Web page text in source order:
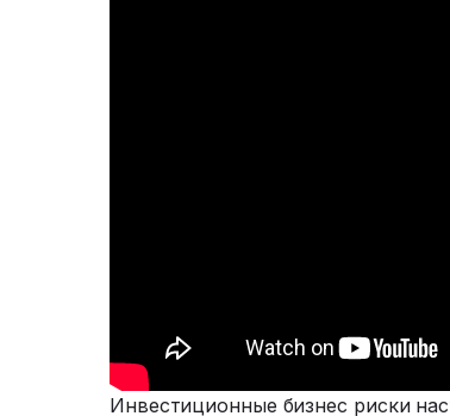
Инвестиционные бизнес риски